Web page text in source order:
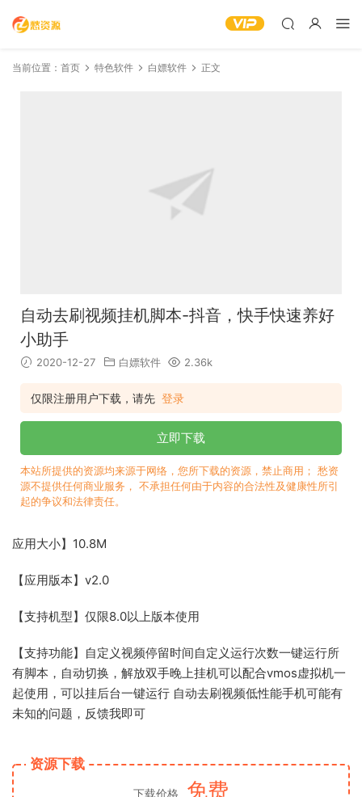
当前位置： 首页 特色软件 白嫖软件 正文
自动去刷视频挂机脚本-抖音，快手快速养好
小助手
2020-12-27 白嫖软件 2.36k
仅限注册用户下载，请先 登录
立即下载
本站所提供的资源均来源于网络，您所下载的资源，禁止商用； 愁资
源不提供任何商业服务， 不承担任何由于内容的合法性及健康性所引
起的争议和法律责任。
应用大小】10.8M
【应用版本】v2.0
【支持机型】仅限8.0以上版本使用
【支持功能】自定义视频停留时间自定义运行次数一键运行所
有脚本，自动切换，解放双手晚上挂机可以配合vmos虚拟机一
起使用，可以挂后台一键运行 自动去刷视频低性能手机可能有
未知的问题，反馈我即可
资源下载
下载价格 免费